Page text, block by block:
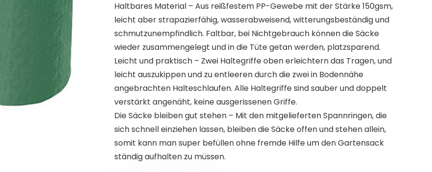
Haltbares Material – Aus reißfestem PP-Gewebe mit der Stärke 150gsm,
leicht aber strapazierfähig, wasserabweisend, witterungsbeständig und
schmutzunempfindlich. Faltbar, bei Nichtgebrauch können die Säcke
wieder zusammengelegt und in die Tüte getan werden, platzsparend.
Leicht und praktisch – Zwei Haltegriffe oben erleichtern das Tragen, und
leicht auszukippen und zu entleeren durch die zwei in Bodennähe
angebrachten Halteschlaufen. Alle Haltegriffe sind sauber und doppelt
verstärkt angenäht, keine ausgerissenen Griffe.
Die Säcke bleiben gut stehen – Mit den mitgelieferten Spannringen, die
sich schnell einziehen lassen, bleiben die Säcke offen und stehen allein,
somit kann man super befüllen ohne fremde Hilfe um den Gartensack
ständig aufhalten zu müssen.